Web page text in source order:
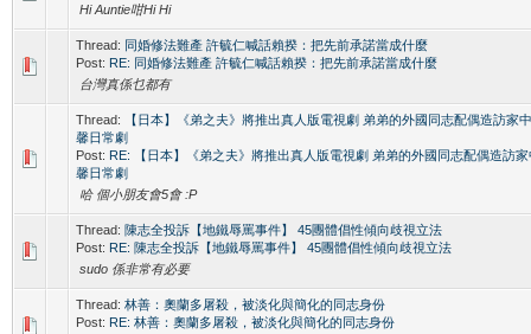
Hi Auntie咁Hi Hi
Thread: 同婚修法難產 許毓仁喊話賴揆：把先前承諾當成什麼
Post: RE: 同婚修法難產 許毓仁喊話賴揆：把先前承諾當成什麼
台灣真係乜都有
Thread:
【日本】《弟之夫》將推出真人版電視劇 弟弟的外國同志配偶造訪家
馨日常劇
Post: RE: 【日本】《弟之夫》將推出真人版電視劇 弟弟的外國同志配偶造訪
馨日常劇
哈 個小朋友會5會 :P
Thread: 陳志全投訴【地鐵辱罵事件】 45團體倡性傾向歧視立法
Post: RE: 陳志全投訴【地鐵辱罵事件】 45團體倡性傾向歧視立法
sudo 係非常有必要
Thread: 林善：奧蘭多屠殺，被淡化與簡化的同志身份
Post: RE: 林善：奧蘭多屠殺，被淡化與簡化的同志身份